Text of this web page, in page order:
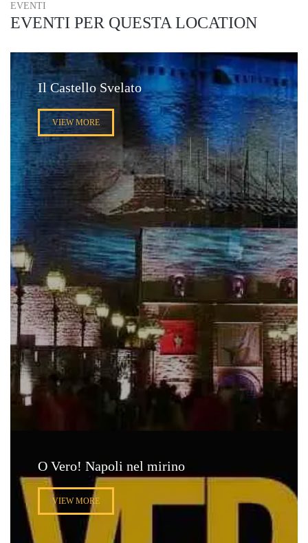
EVENTI
EVENTI PER QUESTA LOCATION
Il Castello Svelato
VIEW MORE
O Vero! Napoli nel mirino
VIEW MORE